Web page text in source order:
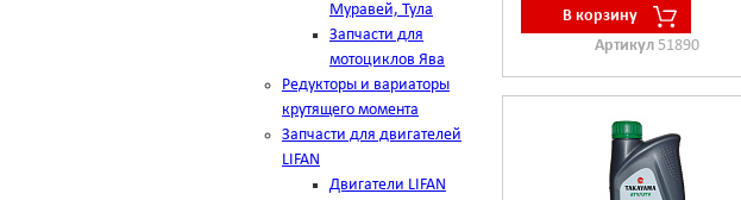
Муравей, Тула
Запчасти для
мотоциклов Ява
Редукторы и вариаторы
крутящего момента
Запчасти для двигателей
LIFAN
Двигатели LIFAN
В корзину
Артикул51890